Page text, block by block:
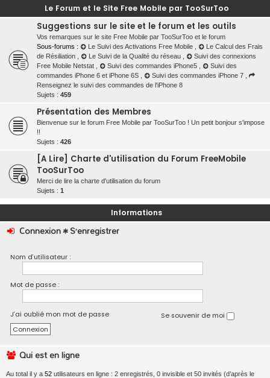
Le Forum et le Site Free Mobile par TooSurToo
Suggestions sur le site et le forum et les outils
Vos remarques sur le site Free Mobile par TooSurToo et le forum
Sous-forums :
Le Suivi des Activations Free Mobile
Le Calcul des Frais
de Résiliation
Le Suivi de la Qualité du réseau
Suivi des connexions
Free Mobile Netstat
Suivi des commandes iPhone5
Suivi des
commandes iPhone 6 et iPhone 6S
Suivi des commandes iPhone 7
Renseignez le suivi des commandes de l'iPhone 8
Sujets : 459
Présentation des Membres
Bienvenue sur le forum Free Mobile par TooSurToo ! Un petit bonjour s'impose
!!
Sujets : 426
[A Lire] Charte d'utilisation du Forum FreeMobile
TooSurToo
Merci de lire la charte d'utilisation du forum
Sujets : 1
Informations
Connexion•S’enregistrer
Nom d’utilisateur :
Mot de passe :
J’ai oublié mon mot de passe Se souvenir de moi
Qui est en ligne
Au total il y a 52 utilisateurs en ligne : 2 enregistrés, 0 invisible et 50 invités (d’après le